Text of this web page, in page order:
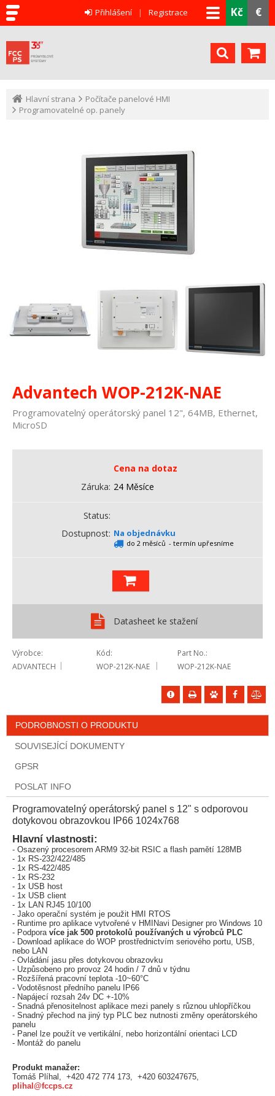
Kč €
Přihlášení Registrace
Hlavní strana
Počítače panelové HMI
Programovatelné op. panely
Advantech WOP-212K-NAE
Programovatelný operátorský panel 12", 64MB, Ethernet,
MicroSD
Cena na dotaz
Záruka 24 Měsíce
Status
Dostupnost Na objednávku
do 2 měsíců - termín upřesníme
Datasheet ke stažení
Výrobce
ADVANTECH
Kód
WOP-212K-NAE
Part No.
WOP-212K-NAE
PODROBNOSTI O PRODUKTU
SOUVISEJÍCÍ DOKUMENTY
GPSR
POSLAT INFO
Programovatelný operátorský panel s 12" s odporovou
dotykovou obrazovkou IP66 1024x768
Hlavní vlastnosti:
- Osazený procesorem ARM9 32-bit RSIC a flash pamětí 128MB
- 1x RS-232/422/485
- 1x RS-422/485
- 1x RS-232
- 1x USB host
- 1x USB client
- 1x LAN RJ45 10/100
- Jako operační systém je použit HMI RTOS
- Runtime pro aplikace vytvořené v HMINavi Designer pro Windows 10
- Podpora více jak 500 protokolů používaných u výrobců PLC
- Download aplikace do WOP prostřednictvím seriového portu, USB,
nebo LAN
- Ovládání jasu přes dotykovou obrazovku
- Uzpůsobeno pro provoz 24 hodin / 7 dnů v týdnu
- Rozšířená pracovní teplota -10~60°C
- Vodotěsnost předního panelu IP66
- Napájecí rozsah 24v DC +-10%
- Snadná přenositelnost aplikace mezi panely s různou uhlopříčkou
- Snadný přechod na jiný typ PLC bez nutnosti změny operátorského
panelu
- Panel lze použít ve vertikální, nebo horizontální orientaci LCD
- Montáž do panelu
Produkt manažer:
Tomáš Plíhal, +420 472 774 173, +420 603247675,
plihal@fccps.cz